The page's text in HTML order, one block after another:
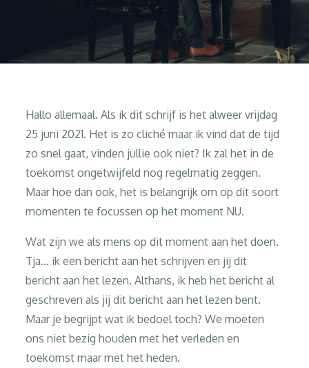
Hallo allemaal. Als ik dit schrijf is het alweer vrijdag
25 juni 2021. Het is zo cliché maar ik vind dat de tijd
zo snel gaat, vinden jullie ook niet? Ik zal het in de
toekomst ongetwijfeld nog regelmatig zeggen.
Maar hoe dan ook, het is belangrijk om op dit soort
momenten te focussen op het moment NU.
Wat zijn we als mens op dit moment aan het doen.
Tja… ik een bericht aan het schrijven en jij dit
bericht aan het lezen. Althans, ik heb het bericht al
geschreven als jij dit bericht aan het lezen bent.
Maar je begrijpt wat ik bedoel toch? We moeten
ons niet bezig houden met het verleden en
toekomst maar met het heden.